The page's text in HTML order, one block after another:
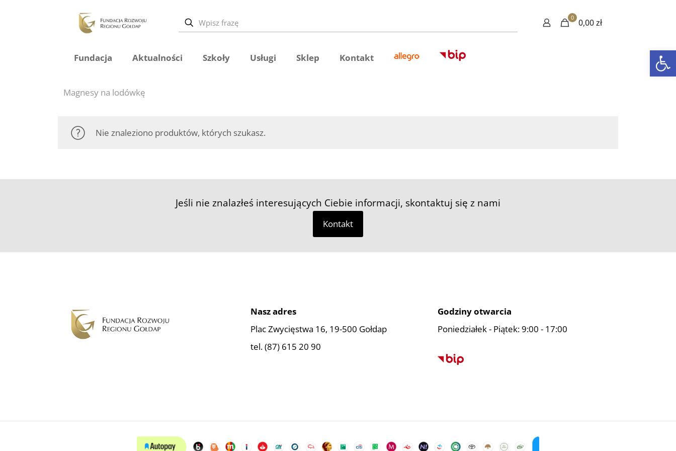
0 0,00 zł
Fundacja Aktualności Szkoły Usługi Sklep Kontakt
Magnesy na lodówkę
Nie znaleziono produktów, których szukasz.
Jeśli nie znalazłeś interesujących Ciebie informacji, skontaktuj się z nami
Kontakt
Nasz adres
Plac Zwycięstwa 16, 19-500 Gołdap
tel. (87) 615 20 90
Godziny otwarcia
Poniedziałek - Piątek: 9:00 - 17:00